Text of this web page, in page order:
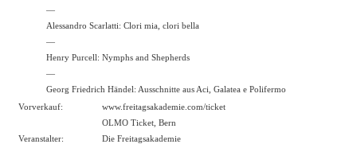
—
Alessandro Scarlatti: Clori mia, clori bella
—
Henry Purcell: Nymphs and Shepherds
—
Georg Friedrich Händel: Ausschnitte aus Aci, Galatea e Polifermo
Vorverkauf:
www.freitagsakademie.com/ticket
OLMO Ticket, Bern
Veranstalter:
Die Freitagsakademie